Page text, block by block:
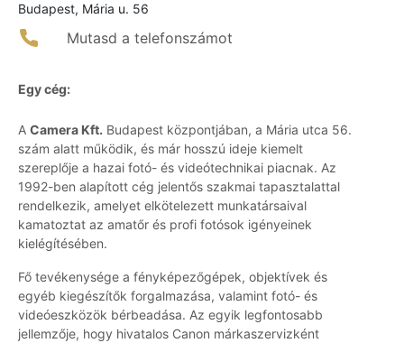
Budapest, Mária u. 56
Mutasd a telefonszámot
Egy cég:
A Camera Kft. Budapest központjában, a Mária utca 56.
szám alatt működik, és már hosszú ideje kiemelt
szereplője a hazai fotó- és videótechnikai piacnak. Az
1992-ben alapított cég jelentős szakmai tapasztalattal
rendelkezik, amelyet elkötelezett munkatársaival
kamatoztat az amatőr és profi fotósok igényeinek
kielégítésében.
Fő tevékenysége a fényképezőgépek, objektívek és
egyéb kiegészítők forgalmazása, valamint fotó- és
videóeszközök bérbeadása. Az egyik legfontosabb
jellemzője, hogy hivatalos Canon márkaszervizként